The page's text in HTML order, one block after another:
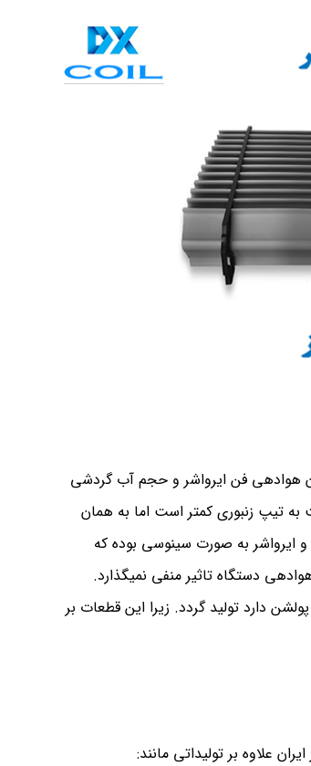
هوادهی فن ایرواشر و حجم آب گردشی
به تیپ زنبوری کمتر است اما به همان
و ایرواشر به صورت سینوسی بوده که
دستگاه تاثیر منفی نمیگذارد.
دارد تولید گردد. زیرا این قطعات بر
علاوه بر تولیداتی مانند: